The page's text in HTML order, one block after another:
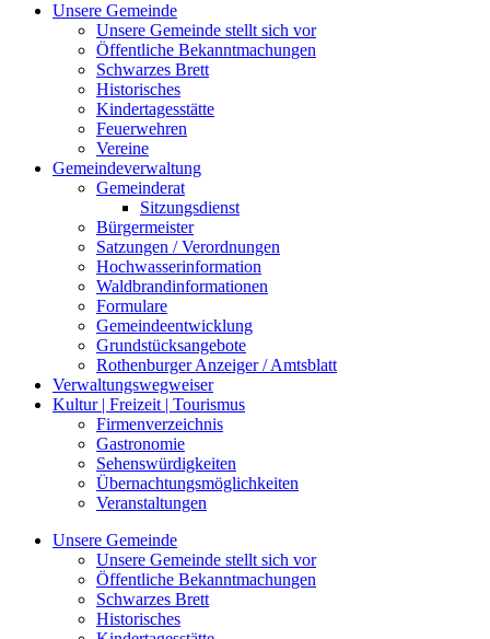
Unsere Gemeinde
Unsere Gemeinde stellt sich vor
Öffentliche Bekanntmachungen
Schwarzes Brett
Historisches
Kindertagesstätte
Feuerwehren
Vereine
Gemeindeverwaltung
Gemeinderat
Sitzungsdienst
Bürgermeister
Satzungen / Verordnungen
Hochwasserinformation
Waldbrandinformationen
Formulare
Gemeindeentwicklung
Grundstücksangebote
Rothenburger Anzeiger / Amtsblatt
Verwaltungswegweiser
Kultur | Freizeit | Tourismus
Firmenverzeichnis
Gastronomie
Sehenswürdigkeiten
Übernachtungsmöglichkeiten
Veranstaltungen
Unsere Gemeinde
Unsere Gemeinde stellt sich vor
Öffentliche Bekanntmachungen
Schwarzes Brett
Historisches